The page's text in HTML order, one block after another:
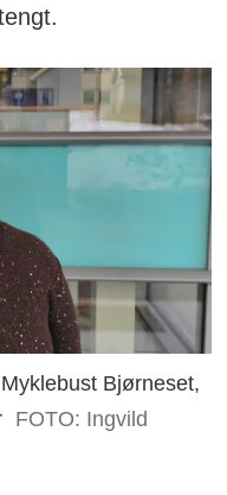
Bjørneset,
FOTO: Ingvild